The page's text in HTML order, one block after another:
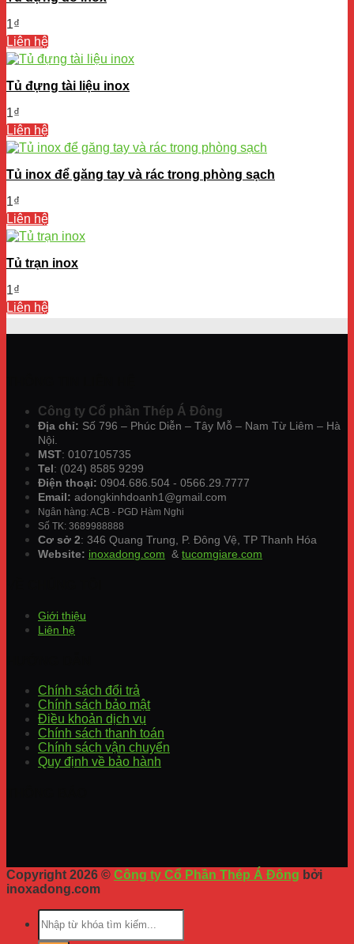
1₫
Liên hệ
Tủ đựng tài liệu inox
1₫
Liên hệ
Tủ inox để găng tay và rác trong phòng sạch
1₫
Liên hệ
Tủ trạn inox
1₫
Liên hệ
Công ty Cổ phần Thép Á Đông
Địa chỉ: Số 796 – Phúc Diễn – Tây Mỗ – Nam Từ Liêm – Hà
Nội.
MST: 0107105735
Tel : (024) 8585 9299
Điện thoại: 0904.686.504 - 0566.29.7777
Email: adongkinhdoanh1@gmail.com
Ngân hàng: ACB - PGD Hàm Nghi
Số TK: 3689988888
Cơ sở 2: 346 Quang Trung, P. Đông Vệ, TP Thanh Hóa
Website: inoxadong.com & tucomgiare.com
Giới thiệu
Liên hệ
Chính sách đổi trả
Chính sách bảo mật
Điều khoản dịch vụ
Chính sách thanh toán
Chính sách vận chuyển
Quy định về bảo hành
Copyright 2026 © Công ty Cổ Phần Thép Á Đông bởi
inoxadong.com